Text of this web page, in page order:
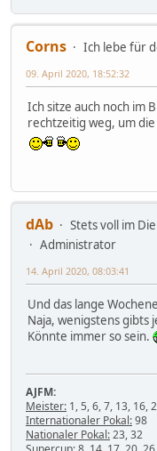
Corns
Ich lebe für
09. April 2020, 18:52:32
Ich sitze auch noch im
rechtzeitig weg, um
dAb
Stets voll im
Administrator
14. April 2020, 08:03:41
Und das lange
Naja, wenigstens gibts
Könnte immer so sein.
AJFM:
Meister: 1, 5, 6, 7, 13, 16,
Internationaler Pokal:98
Nationaler Pokal:23, 32